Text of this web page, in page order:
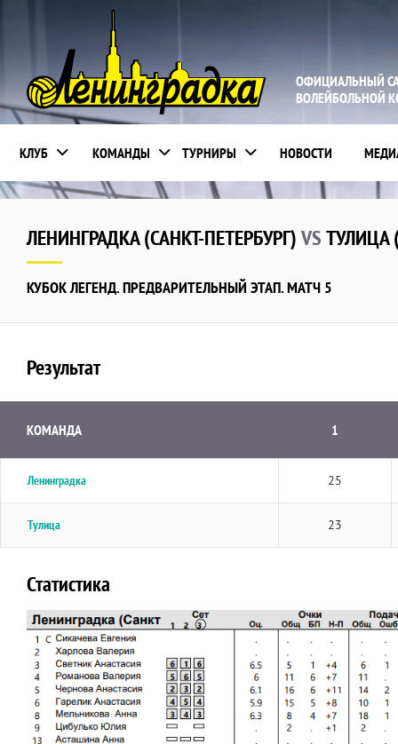
ОФИЦИАЛЬНЫЙ
ВОЛЕЙБОЛЬНОЙ
КЛУБ КОМАНДЫ ТУРНИРЫ НОВОСТИ
ЛЕНИНГРАДКА (САНКТ-ПЕТЕРБУРГ)VSТУЛИЦА
КУБОК ЛЕГЕНД. ПРЕДВАРИТЕЛЬНЫЙ ЭТАП. МАТЧ 5
Результат
КОМАНДА 1
Ленинградка 25
Тулица 23
Статистика